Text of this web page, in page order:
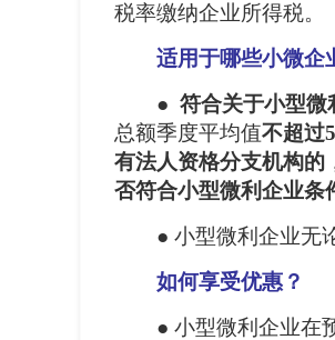
税率缴纳企业所得税。
适用于哪些小微企
● 符合关于小型微
总额季度平均值不超过
有法人资格分支机构的
否符合小型微利企业条
● 小型微利企业无
如何享受优惠？
● 小型微利企业在